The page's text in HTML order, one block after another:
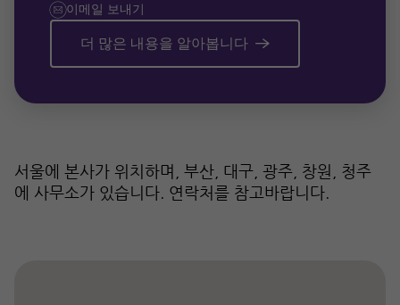
이메일 보내기
더 많은 내용을 알아봅니다
서울에 본사가 위치하며, 부산, 대구, 광주, 창원, 청주
에 사무소가 있습니다. 연락처를 참고바랍니다.